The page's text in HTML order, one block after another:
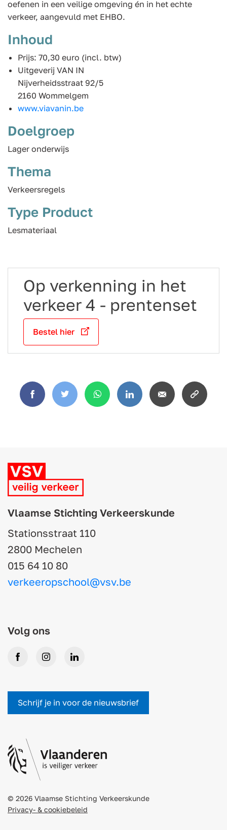
oefenen in een veilige omgeving én in het echte
verkeer, aangevuld met EHBO.
Inhoud
Prijs: 70,30 euro (incl. btw)
Uitgeverij VAN IN
Nijverheidsstraat 92/5
2160 Wommelgem
www.viavanin.be
Doelgroep
Lager onderwijs
Thema
Verkeersregels
Type Product
Lesmateriaal
Op verkenning in het
verkeer 4 - prentenset
Bestel hier
FacebookTwitter WhatsAppLinkedInEmail
Copy
Vlaamse Stichting Verkeerskunde
Stationsstraat 110
2800 Mechelen
015 64 10 80
verkeeropschool@vsv.be
Volg ons
FacebookInstagramLinkedIn
Schrijf je in voor de nieuwsbrief
© 2026 Vlaamse Stichting Verkeerskunde
Privacy- & cookiebeleid